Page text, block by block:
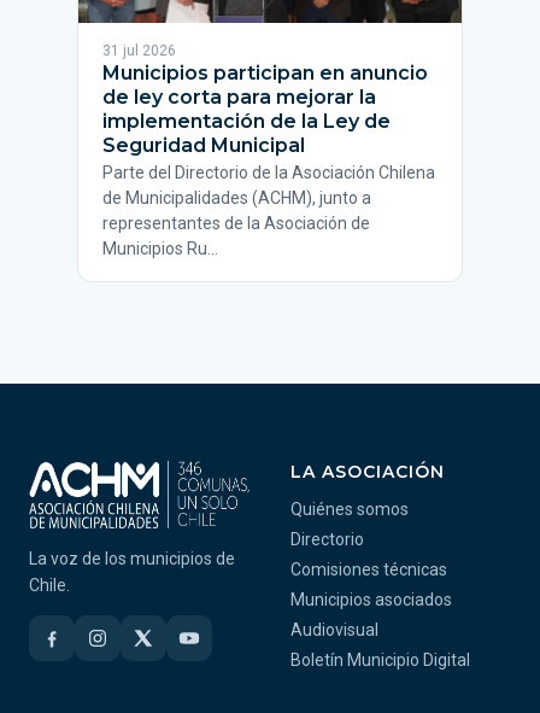
31 jul 2026
Municipios participan en anuncio
de ley corta para mejorar la
implementación de la Ley de
Seguridad Municipal
Parte del Directorio de la Asociación Chilena
de Municipalidades (ACHM), junto a
representantes de la Asociación de
Municipios Ru…
La voz de los municipios de
Chile.
LA ASOCIACIÓN
Quiénes somos
Directorio
Comisiones técnicas
Municipios asociados
Audiovisual
Boletín Municipio Digital